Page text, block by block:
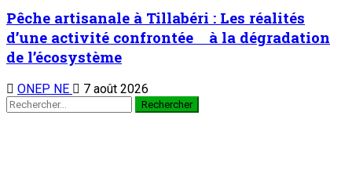
Pêche artisanale à Tillabéri : Les réalités
d’une activité confrontée à la dégradation
de l’écosystème
ONEP NE
7 août 2026
Rechercher :